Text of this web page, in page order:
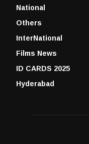
National
Others
InterNational
Films News
ID CARDS 2025
Hyderabad